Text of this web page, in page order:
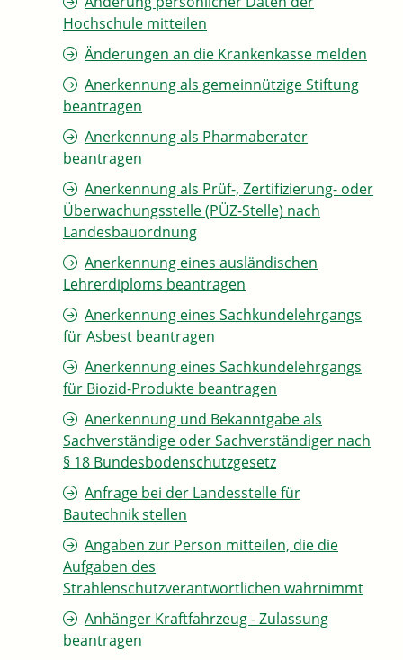
Hochschule mitteilen
Änderungen an die Krankenkasse melden
Anerkennung als gemeinnützige Stiftung
beantragen
Anerkennung als Pharmaberater
beantragen
Anerkennung als Prüf-, Zertifizierung- oder
Überwachungsstelle (PÜZ-Stelle) nach
Landesbauordnung
Anerkennung eines ausländischen
Lehrerdiploms beantragen
Anerkennung eines Sachkundelehrgangs
für Asbest beantragen
Anerkennung eines Sachkundelehrgangs
für Biozid-Produkte beantragen
Anerkennung und Bekanntgabe als
Sachverständige oder Sachverständiger nach
§ 18 Bundesbodenschutzgesetz
Anfrage bei der Landesstelle für
Bautechnik stellen
Angaben zur Person mitteilen, die die
Aufgaben des
Strahlenschutzverantwortlichen wahrnimmt
Anhänger Kraftfahrzeug - Zulassung
beantragen